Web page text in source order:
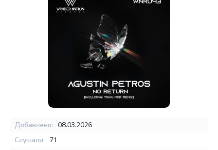
Добавлено: 08.03.2026
Слушали:
71